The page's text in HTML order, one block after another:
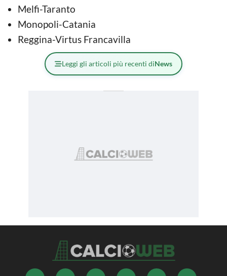
Melfi-Taranto
Monopoli-Catania
Reggina-Virtus Francavilla
Leggi gli articoli più recenti diNews